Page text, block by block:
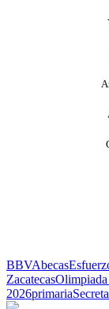
BBVAbecas
Zacatecas
2026primaria